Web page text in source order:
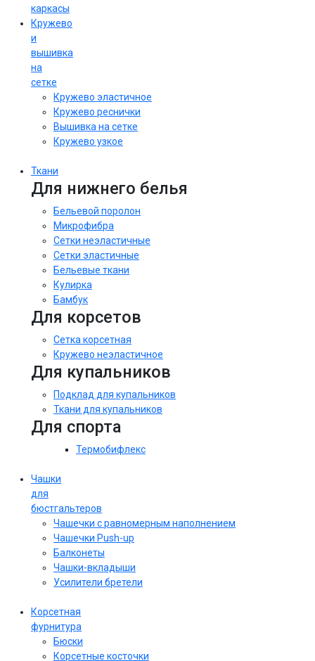
каркасы
Кружево
и
вышивка
на
сетке
Кружево эластичное
Кружево реснички
Вышивка на сетке
Кружево узкое
Ткани
Для нижнего белья
Бельевой поролон
Микрофибра
Сетки неэластичные
Сетки эластичные
Бельевые ткани
Кулирка
Бамбук
Для корсетов
Сетка корсетная
Кружево неэластичное
Для купальников
Подклад для купальников
Ткани для купальников
Для спорта
Термобифлекс
Чашки
для
бюстгальтеров
Чашечки с равномерным наполнением
Чашечки Push-up
Балконеты
Чашки-вкладыши
Усилители бретели
Корсетная
фурнитура
Бюски
Корсетные косточки